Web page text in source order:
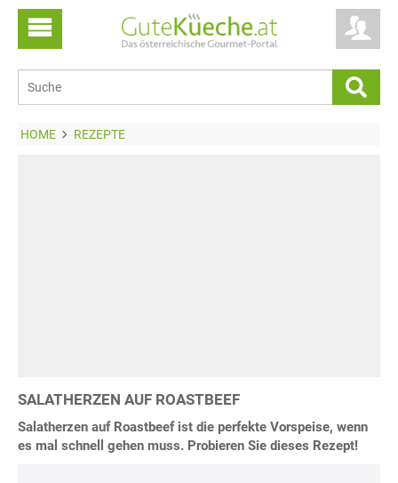
HOME REZEPTE
SALATHERZEN AUF ROASTBEEF
Salatherzen auf Roastbeef ist die perfekte Vorspeise, wenn
es mal schnell gehen muss. Probieren Sie dieses Rezept!